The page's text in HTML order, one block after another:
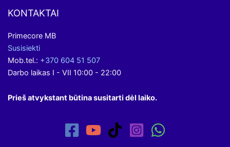
KONTAKTAI
Primecore MB
Susisiekti
Mob.tel.: +370 604 51 507
Darbo laikas I - VII 10:00 - 22:00
Prieš atvykstant būtina susitarti dėl laiko.